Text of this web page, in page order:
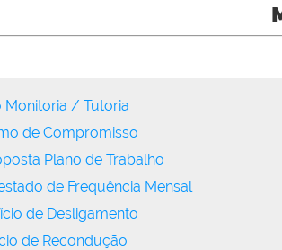
Monitoria / Tutoria
de Compromisso
Plano de Trabalho
de Frequência Mensal
de Desligamento
de Recondução